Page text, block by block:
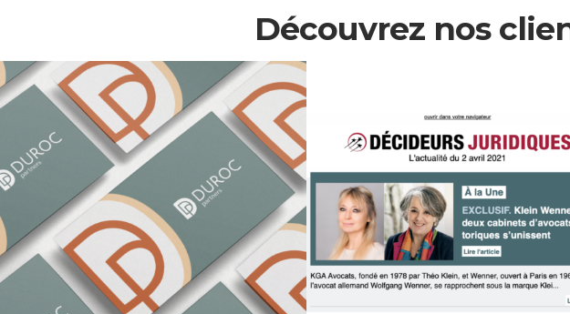
Découvrez nos
Klein • Wenner –
Cabinet d’avocats en
droit des affaires
SCP Boutet –
Hourdeaux –
d’avocats au Conseil